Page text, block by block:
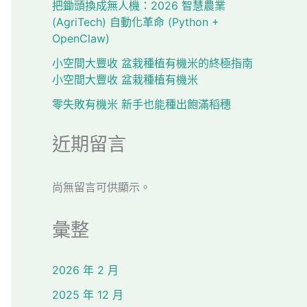
把鋤頭換成無人機：2026 智慧農業
(AgriTech) 自動化革命 (Python +
OpenClaw)
小空間大豐收 盆栽種植有機米的終極指南
小空間大豐收 盆栽種植有機米
零失敗有機米 新手也能種出飽滿稻穗
近期留言
尚無留言可供顯示。
彙整
2026 年 2 月
2025 年 12 月